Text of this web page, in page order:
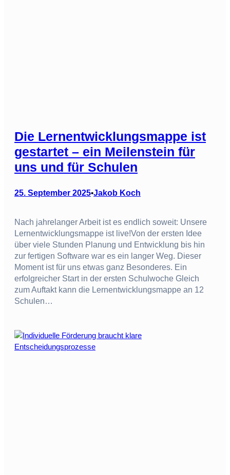
Die Lernentwicklungsmappe ist
gestartet – ein Meilenstein für
uns und für Schulen
25. September 2025•Jakob Koch
Nach jahrelanger Arbeit ist es endlich soweit: Unsere
Lernentwicklungsmappe ist live!Von der ersten Idee
über viele Stunden Planung und Entwicklung bis hin
zur fertigen Software war es ein langer Weg. Dieser
Moment ist für uns etwas ganz Besonderes. Ein
erfolgreicher Start in der ersten Schulwoche Gleich
zum Auftakt kann die Lernentwicklungsmappe an 12
Schulen…